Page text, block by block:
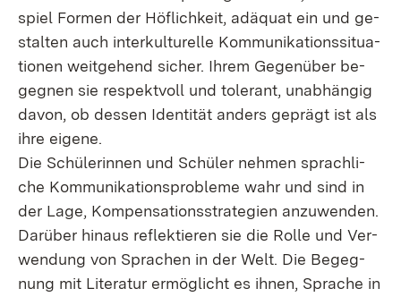
spiel For­men der Höf­lich­keit, ad­äquat ein und ge­
stal­ten auch in­ter­kul­tu­rel­le Kom­mu­ni­ka­ti­ons­si­tua­
tio­nen weit­ge­hend si­cher. Ih­rem Ge­gen­über be­
geg­nen sie re­spekt­voll und to­le­rant, un­ab­hän­gig
da­von, ob des­sen Iden­ti­tät an­ders ge­prägt ist als
ih­re ei­ge­ne.
Die Schü­le­rin­nen und Schü­ler neh­men sprach­li­
che Kom­mu­ni­ka­ti­ons­pro­ble­me wahr und sind in
der La­ge, Kom­pen­sa­ti­ons­stra­te­gi­en an­zu­wen­den.
Dar­über hin­aus re­flek­tie­ren sie die Rol­le und Ver­
wen­dung von Spra­chen in der Welt. Die Be­geg­
nung mit Li­te­ra­tur er­mög­licht es ih­nen, Spra­che in